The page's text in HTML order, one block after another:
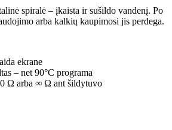
spiralė – įkaista ir sušildo vandenį. Po
arba kalkių kaupimosi jis perdega.
ekrane
– net 90°C programa
Ω arba ∞ Ω ant šildytuvo